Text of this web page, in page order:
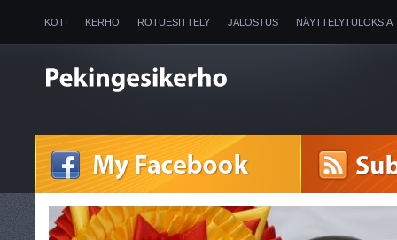
KOTI KERHO ROTUESITTELY JALOSTUS NÄYTTELYTULOKSIA
2025